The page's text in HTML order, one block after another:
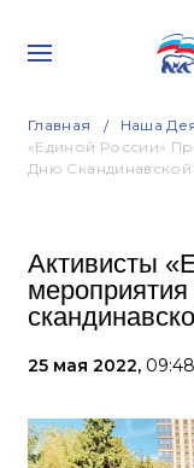
Главная Наша
«Единой России»
Дню
Активисты
25 мая 2022, 09:48